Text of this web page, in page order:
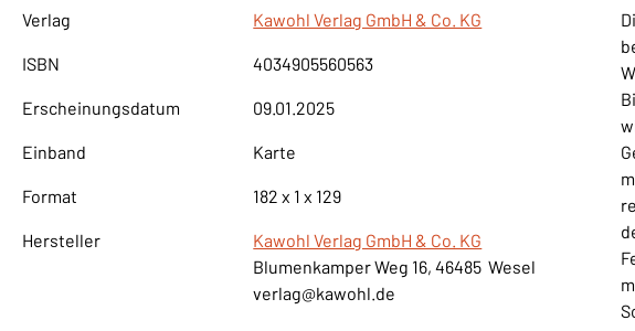
Verlag
Kawohl Verlag GmbH & Co. KG
ISBN 4034905560563
Erscheinungsdatum 09.01.2025
Einband Karte
Format 182 x 1 x 129
Hersteller
Kawohl Verlag GmbH & Co. KG
Blumenkamper Weg 16, 46485 Wesel
verlag@kawohl.de